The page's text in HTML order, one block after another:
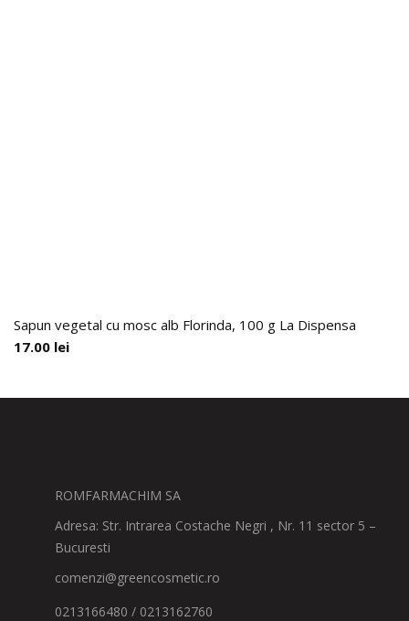
Sapun vegetal cu mosc alb Florinda, 100 g La Dispensa
17.00 lei
ROMFARMACHIM SA
Adresa: Str. Intrarea Costache Negri , Nr. 11 sector 5 –
Bucuresti
comenzi@greencosmetic.ro
0213166480 / 0213162760